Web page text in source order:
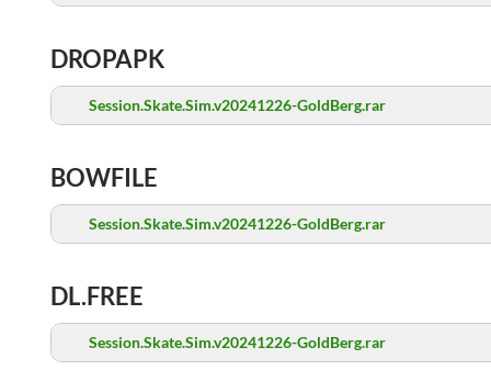
DROPAPK
Session.Skate.Sim.v20241226-GoldBerg.rar
BOWFILE
Session.Skate.Sim.v20241226-GoldBerg.rar
DL.FREE
Session.Skate.Sim.v20241226-GoldBerg.rar